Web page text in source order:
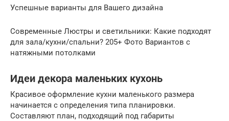
Успешные варианты для Вашего дизайна
Современные Люстры и светильники: Какие подходят
для зала/кухни/спальни? 205+ Фото Вариантов с
натяжными потолками
Идеи декора маленьких кухонь
Красивое оформление кухни маленького размера
начинается с определения типа планировки.
Составляют план, подходящий под габариты